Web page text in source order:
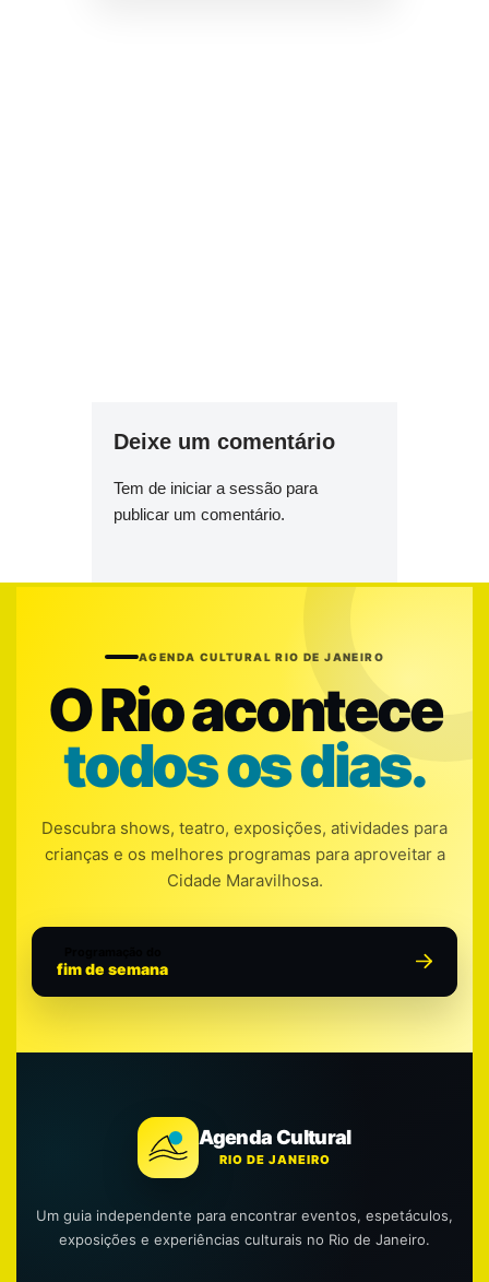
Deixe um comentário
Tem de iniciar a sessão para
publicar um comentário.
AGENDA CULTURAL RIO DE JANEIRO
O Rio acontece
todos os dias.
Descubra shows, teatro, exposições, atividades para
crianças e os melhores programas para aproveitar a
Cidade Maravilhosa.
fim de semana
Agenda Cultural
RIO DE JANEIRO
Um guia independente para encontrar eventos, espetáculos,
exposições e experiências culturais no Rio de Janeiro.